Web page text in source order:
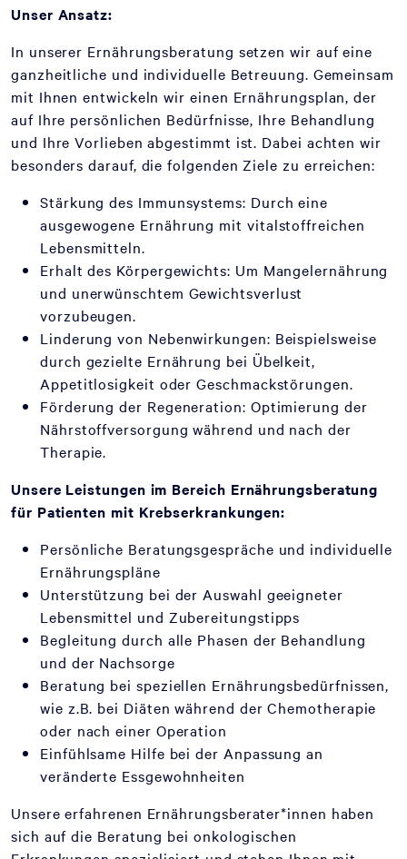
Unser Ansatz:
In unserer Ernährungsberatung setzen wir auf eine
ganzheitliche und individuelle Betreuung. Gemeinsam
mit Ihnen entwickeln wir einen Ernährungsplan, der
auf Ihre persönlichen Bedürfnisse, Ihre Behandlung
und Ihre Vorlieben abgestimmt ist. Dabei achten wir
besonders darauf, die folgenden Ziele zu erreichen:
Stärkung des Immunsystems: Durch eine
ausgewogene Ernährung mit vitalstoffreichen
Lebensmitteln.
Erhalt des Körpergewichts: Um Mangelernährung
und unerwünschtem Gewichtsverlust
vorzubeugen.
Linderung von Nebenwirkungen: Beispielsweise
durch gezielte Ernährung bei Übelkeit,
Appetitlosigkeit oder Geschmackstörungen.
Förderung der Regeneration: Optimierung der
Nährstoffversorgung während und nach der
Therapie.
Unsere Leistungen im Bereich Ernährungsberatung
für Patienten mit Krebserkrankungen:
Persönliche Beratungsgespräche und individuelle
Ernährungspläne
Unterstützung bei der Auswahl geeigneter
Lebensmittel und Zubereitungstipps
Begleitung durch alle Phasen der Behandlung
und der Nachsorge
Beratung bei speziellen Ernährungsbedürfnissen,
wie z.B. bei Diäten während der Chemotherapie
oder nach einer Operation
Einfühlsame Hilfe bei der Anpassung an
veränderte Essgewohnheiten
Unsere erfahrenen Ernährungsberater*innen haben
sich auf die Beratung bei onkologischen